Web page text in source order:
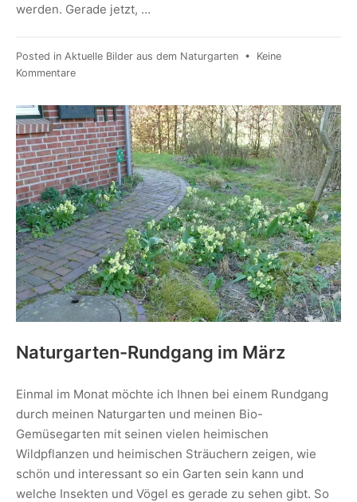
werden. Gerade jetzt, …
Posted in Aktuelle Bilder aus dem Naturgarten • Keine
Kommentare
Naturgarten-Rundgang im März
Einmal im Monat möchte ich Ihnen bei einem Rundgang
durch meinen Naturgarten und meinen Bio-
Gemüsegarten mit seinen vielen heimischen
Wildpflanzen und heimischen Sträuchern zeigen, wie
schön und interessant so ein Garten sein kann und
welche Insekten und Vögel es gerade zu sehen gibt. So